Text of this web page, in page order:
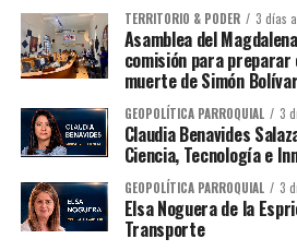
TERRITORIO & PODER 3 días
Asamblea del
comisión para
muerte de Simón Bolívar
GEOPOLÍTICA PARROQUIAL 3
Claudia Benavides
Ciencia, Tecnología e
GEOPOLÍTICA PARROQUIAL 3
Elsa Noguera de la
Transporte